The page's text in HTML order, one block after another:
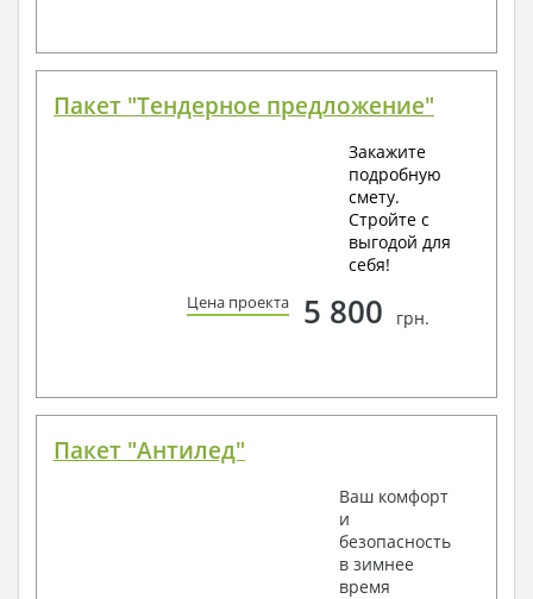
Пакет "Тендерное предложение"
Закажите
подробную
смету.
Стройте с
выгодой для
себя!
Цена проекта 5 800 грн.
Пакет "Антилед"
Ваш комфорт
и
безопасность
в зимнее
время